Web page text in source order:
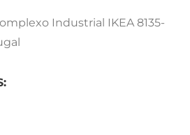
Industrial IKEA 8135-